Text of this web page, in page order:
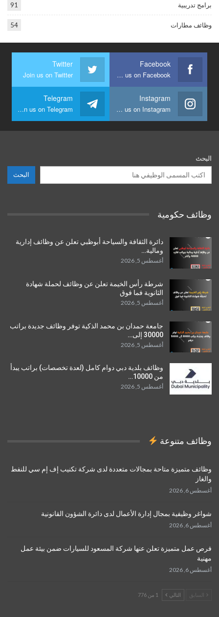
برامج تدريبية 91
وظائف مطارات 54
Facebook
Join us on Facebook
Twitter
Join us on Twitter
Instagram
Join us on Instagram
Telegram
Join us on Telegram
البحث
البحث
وظائف حكومية
دائرة الثقافة والسياحة أبوظبي تعلن عن وظائف إدارية
ومالية…
أغسطس 5, 2026
شرطة رأس الخيمة تعلن عن وظائف لحملة شهادة
الثانوية فما فوق
أغسطس 5, 2026
جامعة حمدان بن محمد الذكية توفر وظائف جديدة براتب
30000 إلى…
أغسطس 5, 2026
وظائف بلدية دبي دوام كامل (لعدة تخصصات) براتب يبدأ
من 10000…
أغسطس 5, 2026
وظائف متنوعة
وظائف متميزة متاحة بمجالات متعددة لدى شركة تكنيب إف إم سي للنفط
والغاز
أغسطس 6, 2026
شواغر وظيفية بمجال إدارة الأعمال لدى دائرة الشؤون القانونية
أغسطس 6, 2026
فرص عمل متميزة تعلن عنها شركة المسعود للسيارات ضمن بيئة عمل
مهنية
أغسطس 6, 2026
السابق التالي 1 من 776